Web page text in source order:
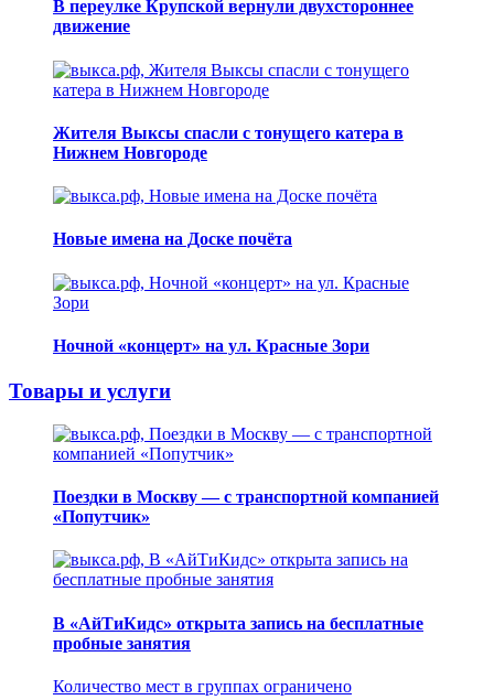
В переулке Крупской вернули двухстороннее
движение
Жителя Выксы спасли с тонущего катера в
Нижнем Новгороде
Новые имена на Доске почёта
Ночной «концерт» на ул. Красные Зори
Товары и услуги
Поездки в Москву — с транспортной компанией
«Попутчик»
В «АйТиКидс» открыта запись на бесплатные
пробные занятия
Количество мест в группах ограничено